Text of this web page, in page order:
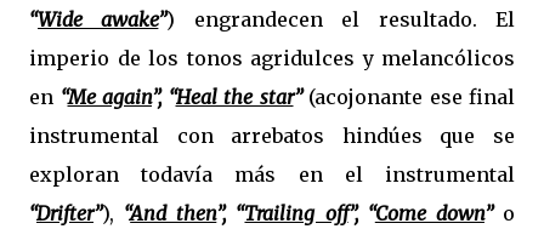
“Wide awake”) engrandecen el resultado. El
imperio de los tonos agridulces y melancólicos
en “Me again”, “Heal the star”(acojonante ese final
instrumental con arrebatos hindúes que se
exploran todavía más en el instrumental
“Drifter”), “And then”, “Trailing off”, “Come down”o